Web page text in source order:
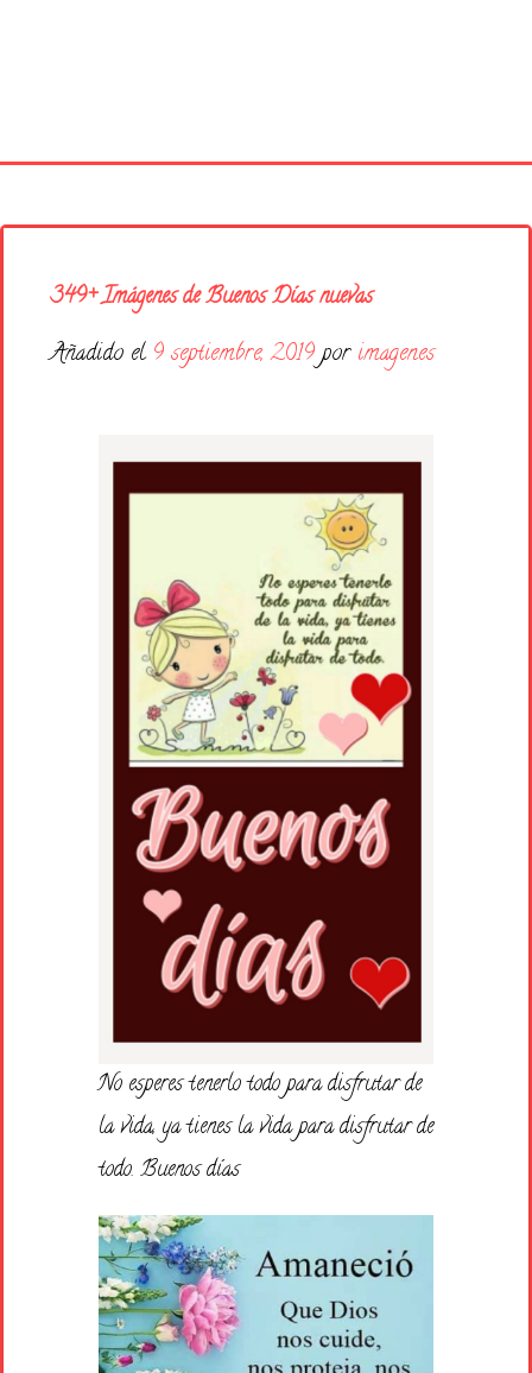
Días de la Semana
Buenas Noches
Feliz Cumpleaños
349+ Imágenes de Buenos Días nuevas
Añadido el 9 septiembre, 2019 por imagenes
No esperes tenerlo todo para disfrutar de
la vida, ya tienes la vida para disfrutar de
todo. Buenos días